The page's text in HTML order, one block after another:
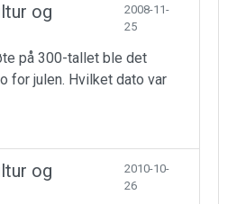
og
2008-11-
25
på 300-tallet ble det
for julen. Hvilket dato var
og
2010-10-
26